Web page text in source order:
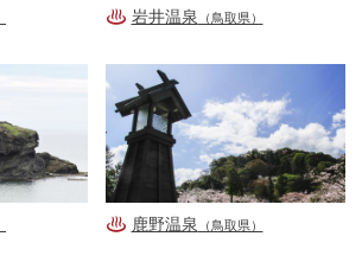
岩井温泉 （鳥取県）
鹿野温泉 （鳥取県）